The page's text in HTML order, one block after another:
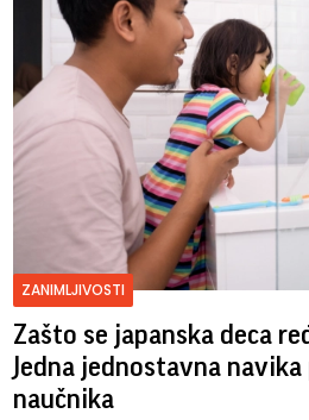
ZANIMLJIVOSTI
Zašto se japanska deca
Jedna jednostavna
naučnika